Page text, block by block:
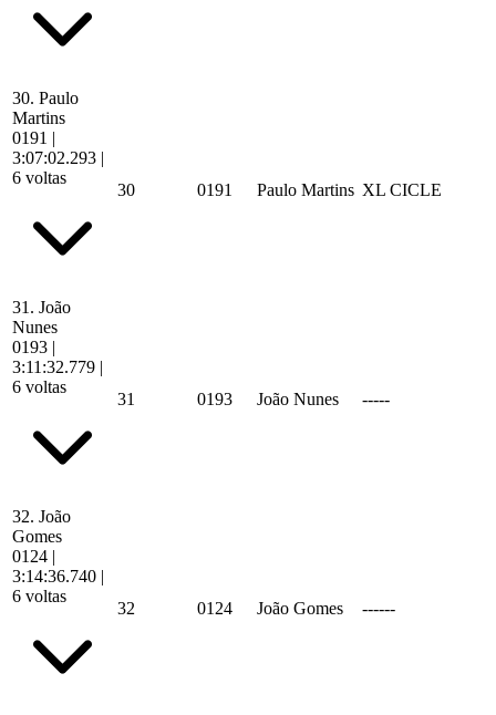
30. Paulo
Martins
0191 |
3:07:02.293 |
6 voltas
30 0191 Paulo Martins XL CICLE
31. João
Nunes
0193 |
3:11:32.779 |
6 voltas
31 0193 João Nunes -----
32. João
Gomes
0124 |
3:14:36.740 |
6 voltas
32 0124 João Gomes ------